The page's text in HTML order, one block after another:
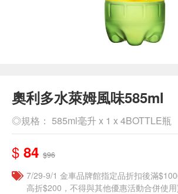
奧利多水萊姆風味585ml
◎規格： 585ml毫升 x 1 x 4BOTTLE瓶
$ 84 $96
7/29-9/1 金車品牌館指定品折扣後滿
高折$200，不得與其他優惠活動合併使